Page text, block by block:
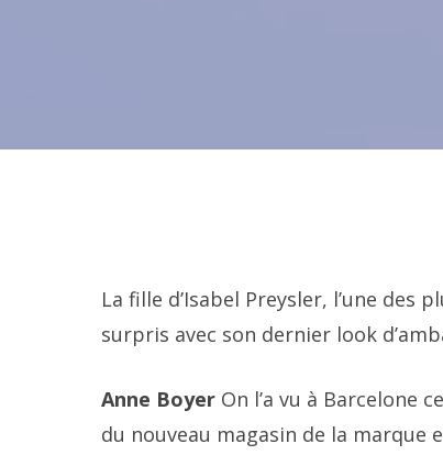
La fille d’Isabel Preysler, l’une
surpris avec son dernier look
Anne Boyer On l’a vu à Barcelone
du nouveau magasin de la marque